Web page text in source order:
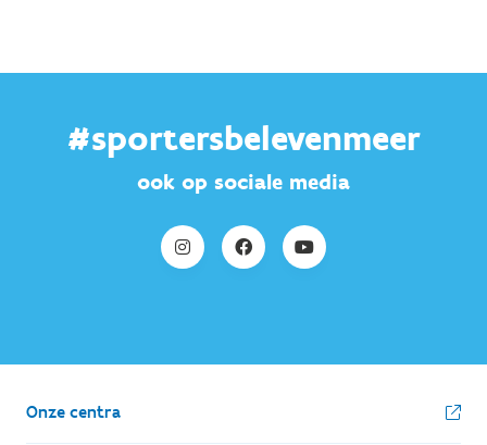
#sportersbelevenmeer
ook op sociale media
Onze centra